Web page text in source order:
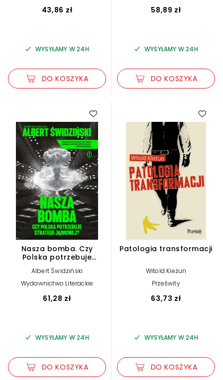
43,86 zł
WYSYŁAMY W 24H
DO KOSZYKA
58,89 zł
WYSYŁAMY W 24H
DO KOSZYKA
Nasza bomba. Czy
Polska potrzebuje
strategii jądrowej?
Albert Świdziński
Wydawnictwo Literackie
61,28 zł
WYSYŁAMY W 24H
DO KOSZYKA
Patologia transformacji
Witold Kieżun
Prześwity
63,73 zł
WYSYŁAMY W 24H
DO KOSZYKA